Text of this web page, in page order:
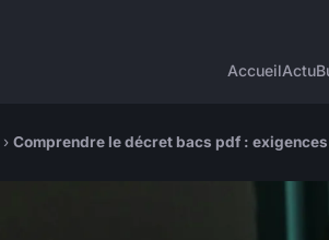
AccueilActu
› Comprendre le décret bacs pdf :